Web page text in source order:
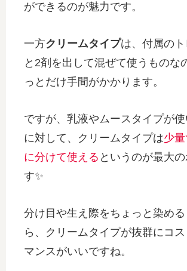
ができるのが魅力です。
一方クリームタイプは、付属のト
と2剤を出して混ぜて使うものな
っとだけ手間がかかります。
ですが、乳液やムースタイプが
に対して、クリームタイプは少
に分けて使える というのが最大
す✨
分け目や生え際をちょっと染め
ら、クリームタイプが抜群にコ
マンスがいいですね。